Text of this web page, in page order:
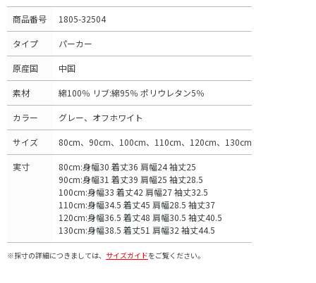
商品番号 1805-32504
タイプ パーカー
原産国 中国
素材 綿100％ リブ:綿95％ ポリウレタン5％
カラー グレー、オフホワイト
サイズ 80cm、90cm、100cm、110cm、120cm、130cm
実寸
80cm:身幅30 着丈36 肩幅24 袖丈25
90cm:身幅31 着丈39 肩幅25 袖丈28.5
100cm:身幅33 着丈42 肩幅27 袖丈32.5
110cm:身幅34.5 着丈45 肩幅28.5 袖丈37
120cm:身幅36.5 着丈48 肩幅30.5 袖丈40.5
130cm:身幅38.5 着丈51 肩幅32 袖丈44.5
※採寸の詳細につきましては、 サイズガイドをご覧ください。